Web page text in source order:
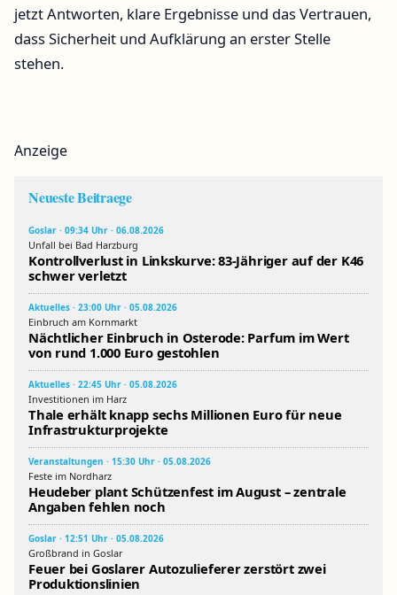
jetzt Antworten, klare Ergebnisse und das Vertrauen,
dass Sicherheit und Aufklärung an erster Stelle
stehen.
Anzeige
Neueste Beitraege
Goslar · 09:34 Uhr · 06.08.2026
Unfall bei Bad Harzburg
Kontrollverlust in Linkskurve: 83-Jähriger auf der K46
schwer verletzt
Aktuelles · 23:00 Uhr · 05.08.2026
Einbruch am Kornmarkt
Nächtlicher Einbruch in Osterode: Parfum im Wert
von rund 1.000 Euro gestohlen
Aktuelles · 22:45 Uhr · 05.08.2026
Investitionen im Harz
Thale erhält knapp sechs Millionen Euro für neue
Infrastrukturprojekte
Veranstaltungen · 15:30 Uhr · 05.08.2026
Feste im Nordharz
Heudeber plant Schützenfest im August – zentrale
Angaben fehlen noch
Goslar · 12:51 Uhr · 05.08.2026
Großbrand in Goslar
Feuer bei Goslarer Autozulieferer zerstört zwei
Produktionslinien